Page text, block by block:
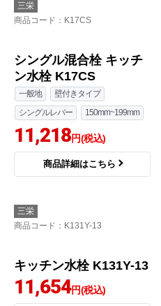
三栄
商品コード ：K17CS
シングル混合栓 キッチ
ン水栓 K17CS
一般地
壁付きタイプ
シングルレバー
150mm~199mm
11,218円(税込)
商品詳細はこちら
三栄
商品コード ：K131Y-13
キッチン水栓 K131Y-13
11,654円(税込)